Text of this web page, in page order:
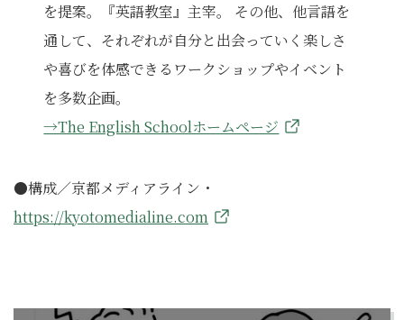
を提案。『英語教室』主宰。 その他、他言語を
通して、それぞれが自分と出会っていく楽しさ
や喜びを体感できるワークショップやイベント
を多数企画。
→The English Schoolホームページ
●構成／京都メディアライン・
https://kyotomedialine.com